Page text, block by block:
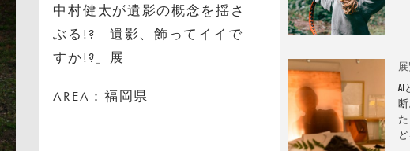
中村健太が遺影の概念を揺さ
ぶる!?「遺影、飾ってイイで
すか!?」展
AREA：福岡県
AI